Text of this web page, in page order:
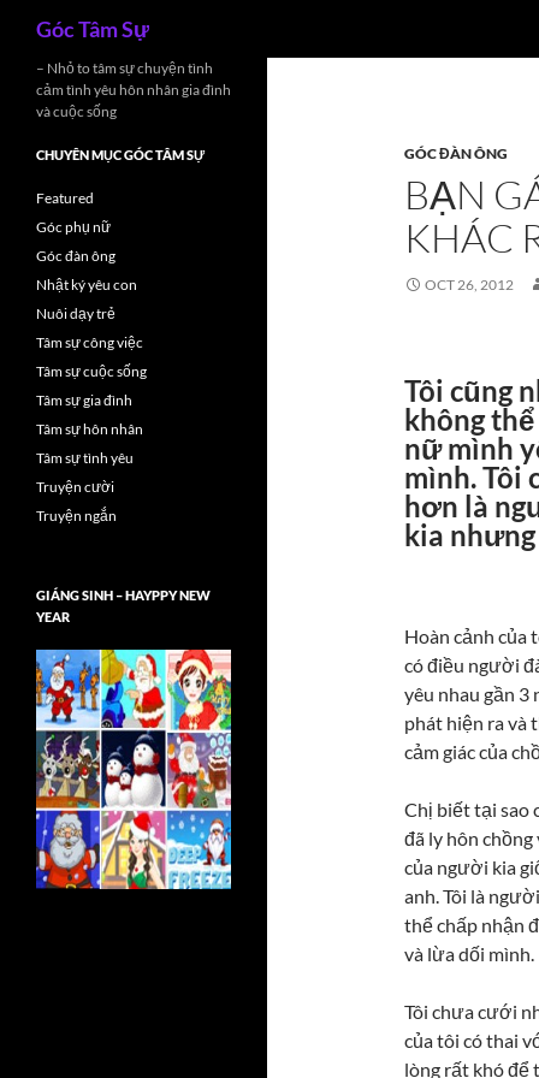
Góc Tâm Sự
GÓC ĐÀN ÔNG
BẠN
KHÁC
OCT 26, 2012
Tôi cũng
không
nữ mình
mình. Tôi
hơn là
kia
Hoàn cảnh của
có điều người
yêu nhau gần 3
phát hiện ra và
cảm giác của
Chị biết tại sao
đã ly hôn chồng
của người kia
anh. Tôi là
thể chấp nhận
và lừa dối mình.
Tôi chưa cưới
của tôi có thai
lòng rất khó để
– Nhỏ to tâm sự chuyện tình
cảm tình yêu hôn nhân gia đình
và cuộc sống
CHUYÊN MỤC GÓC TÂM SỰ
Featured
Góc phụ nữ
Góc đàn ông
Nhật ký yêu con
Nuôi dạy trẻ
Tâm sự công việc
Tâm sự cuộc sống
Tâm sự gia đình
Tâm sự hôn nhân
Tâm sự tình yêu
Truyện cười
Truyện ngắn
GIÁNG SINH – HAYPPY NEW
YEAR